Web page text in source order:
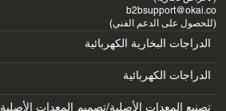
b2bsupport@okai.co
(للحصول على الدعم الفني)
الدراجات البخارية الكهربائية
ES400A
الدراجات الكهربائية
EB100B
تصنيع المعدات الأصلية/تصميم المعدات الأصلية